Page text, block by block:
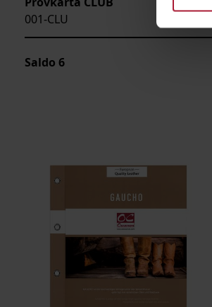
001-CLU
Saldo 6